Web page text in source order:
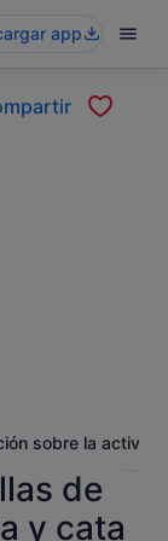
app
sobre la
de
y cata